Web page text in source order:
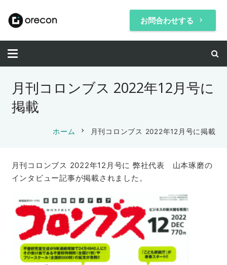
お問合わせする keyboard_arrow_right
月刊コロンブス 2022年12月号に
掲載
ホーム chevron_right 月刊コロンブス 2022年12月号に掲載
月刊コロンブス 2022年12月号に 弊社代表 山本琢磨の
インタビュー記事が掲載されました。